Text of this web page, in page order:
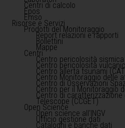
Centri di calcolo
Epos
Emso
Risorse e Servizi
Prodotti del Monitoraggio
Report relazioni e rapporti
Bollettini
Mappe
Centri
Centro pericolosità sismica
Centro pericolosità
Centro allerta tsunami
Centro Monitoraggio delle
Centro di Osservazioni
Centro per il Monitoraggio
Centro di
Telescope (CCGET)
Open Science
Open science all'INGV
Ufficio gestione dati
Cataloghi e banche dati